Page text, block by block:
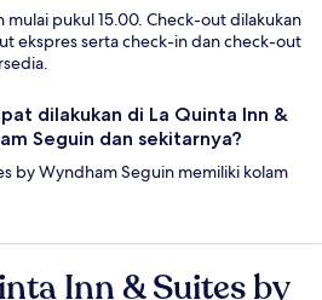
pukul 15.00. Check-out dilakukan
ekspres serta check-in dan check-out
dilakukan di La Quinta Inn &
Seguin dan sekitarnya?
by Wyndham Seguin memiliki kolam
Inn & Suites by